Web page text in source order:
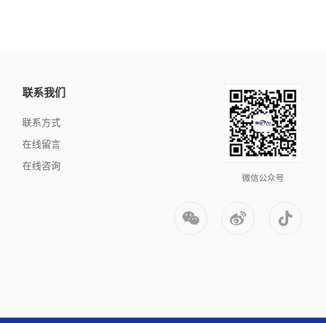
联系我们
联系方式
在线留言
在线咨询
微信公众号